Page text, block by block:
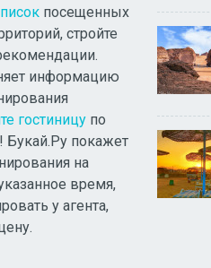
посещенных
стройте
информацию
гостиницу по
покажет
на
время,
у агента,